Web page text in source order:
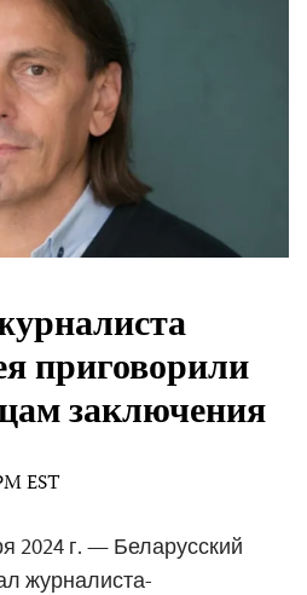
приговорили
заключения
EST
2024 г. — Беларусский
журналиста-